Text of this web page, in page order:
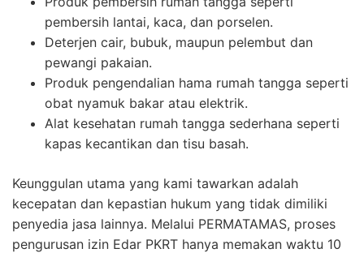
pembersih lantai, kaca, dan porselen.
Deterjen cair, bubuk, maupun pelembut dan
pewangi pakaian.
Produk pengendalian hama rumah tangga seperti
obat nyamuk bakar atau elektrik.
Alat kesehatan rumah tangga sederhana seperti
kapas kecantikan dan tisu basah.
Keunggulan utama yang kami tawarkan adalah
kecepatan dan kepastian hukum yang tidak dimiliki
penyedia jasa lainnya. Melalui PERMATAMAS, proses
pengurusan izin Edar PKRT hanya memakan waktu 10